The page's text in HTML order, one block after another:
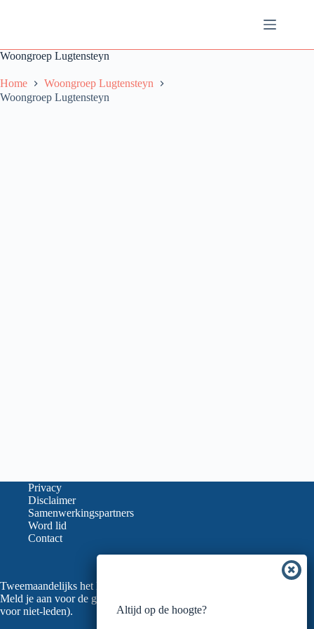
Woongroep Lugtensteyn
Home
Woongroep Lugtensteyn
Woongroep Lugtensteyn
Privacy
Disclaimer
Samenwerkingspartners
Word lid
Contact
Tweemaandelijks het laatste nieuws in je mailbox?
Meld je aan voor de gratis nieuwsbrief van de LVGO (ook
voor niet-leden).
Altijd op de hoogte?